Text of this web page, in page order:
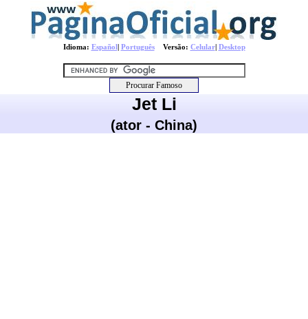
Idioma: Español| PortuguêsVersão: Celular| Desktop
Jet Li
(ator - China)